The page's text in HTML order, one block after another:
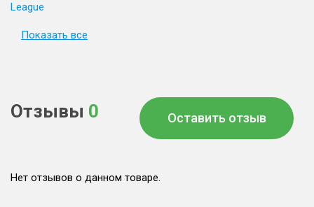
League
Показать все
Отзывы 0 Оставить отзыв
Нет отзывов о данном товаре.